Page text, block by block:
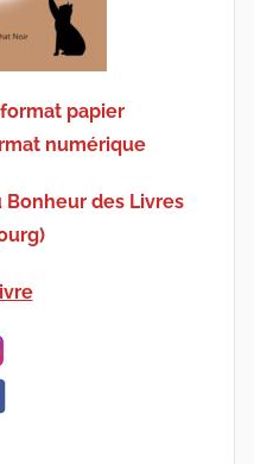
papier
numérique
des Livres